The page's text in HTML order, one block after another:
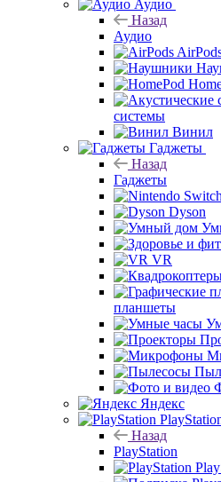
Аудио
Назад
Аудио
системы
Винил
Гаджеты
Назад
Гаджеты
Dyson
VR
планшеты
Яндекс
Назад
PlayStation